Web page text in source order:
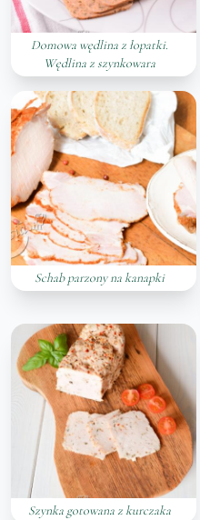
Domowa wędlina z łopatki.
Wędlina z szynkowara
Schab parzony na kanapki
Szynka gotowana z kurczaka